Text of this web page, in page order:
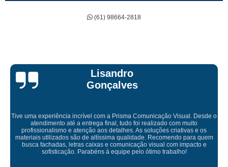
(61) 98664-2818
Bruna Eduarda
Empresa maravilhosa, entregue antes do prazo e a instalação da lona
ficou perfeita, indico de olhos fechados